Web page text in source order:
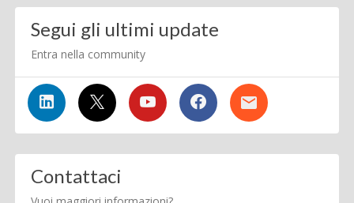
Segui gli ultimi update
Entra nella community
Contattaci